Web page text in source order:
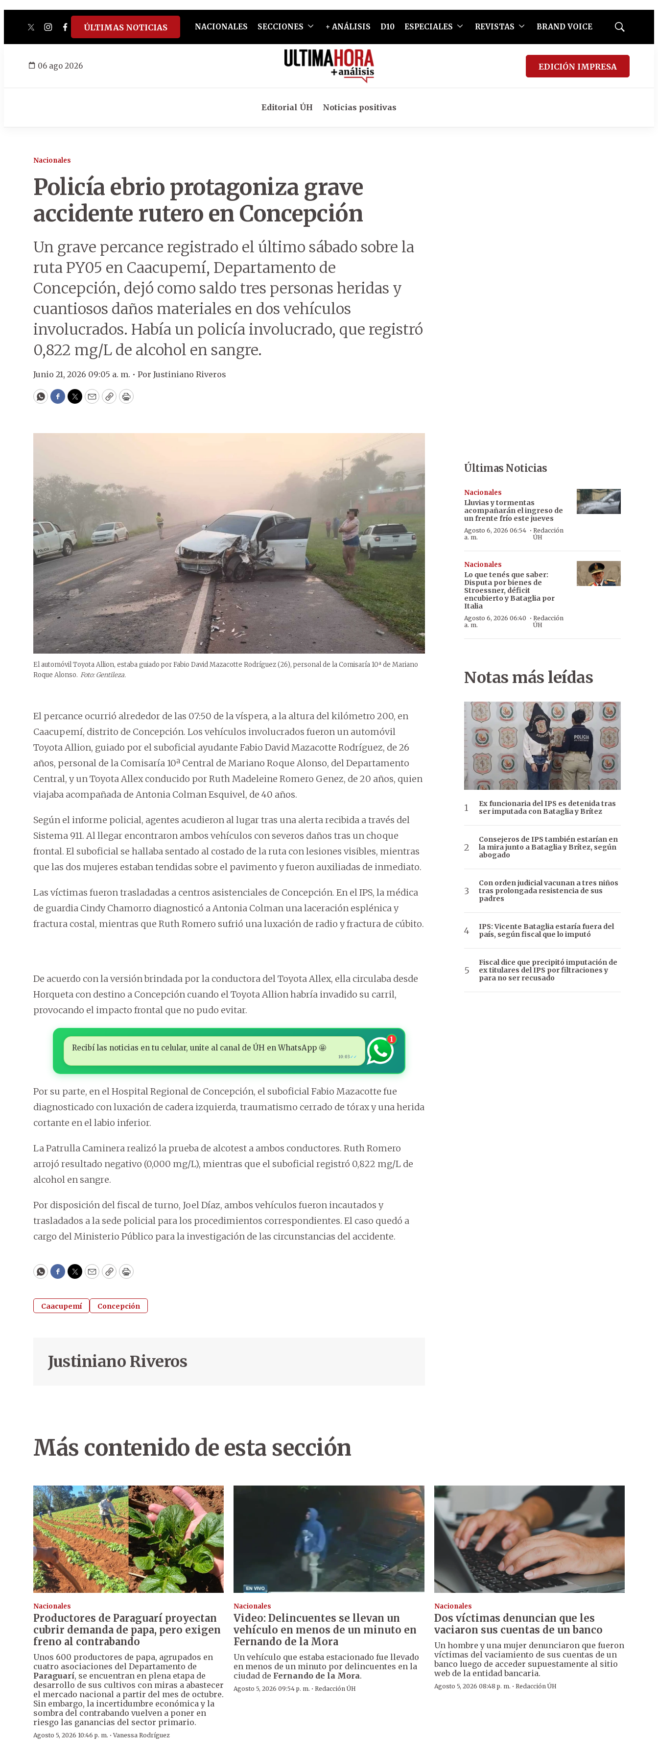
twitterinstagram
facebook
tiktokyoutube
spotify
ÚLTIMAS NOTICIAS NACIONALES SECCIONES + ANÁLISIS D10 ESPECIALES REVISTAS BRAND VOICE
Mostrar
06 ago 2026 EDICIÓN IMPRESA
Editorial ÚH Noticias positivas
Nacionales
Policía ebrio protagoniza grave
accidente rutero en Concepción
Un grave percance registrado el último sábado sobre la
ruta PY05 en Caacupemí, Departamento de
Concepción, dejó como saldo tres personas heridas y
cuantiosos daños materiales en dos vehículos
involucrados. Había un policía involucrado, que registró
0,822 mg/L de alcohol en sangre.
Junio 21, 2026 09:05 a. m. • Por Justiniano Riveros
WhatsApp
Facebook
Twitter
EmailCopyPrint
El automóvil Toyota Allion, estaba guiado por Fabio David Mazacotte Rodríguez (26), personal de la Comisaría 10ª de Mariano
Roque Alonso. Foto: Gentileza.
El percance ocurrió alrededor de las 07:50 de la víspera, a la altura del kilómetro 200, en
Caacupemí, distrito de Concepción. Los vehículos involucrados fueron un automóvil
Toyota Allion, guiado por el suboficial ayudante Fabio David Mazacotte Rodríguez, de 26
años, personal de la Comisaría 10ª Central de Mariano Roque Alonso, del Departamento
Central, y un Toyota Allex conducido por Ruth Madeleine Romero Genez, de 20 años, quien
viajaba acompañada de Antonia Colman Esquivel, de 40 años.
Según el informe policial, agentes acudieron al lugar tras una alerta recibida a través del
Sistema 911. Al llegar encontraron ambos vehículos con severos daños tras un choque
frontal. El suboficial se hallaba sentado al costado de la ruta con lesiones visibles, mientras
que las dos mujeres estaban tendidas sobre el pavimento y fueron auxiliadas de inmediato.
Las víctimas fueron trasladadas a centros asistenciales de Concepción. En el IPS, la médica
de guardia Cindy Chamorro diagnosticó a Antonia Colman una laceración esplénica y
fractura costal, mientras que Ruth Romero sufrió una luxación de radio y fractura de cúbito.
De acuerdo con la versión brindada por la conductora del Toyota Allex, ella circulaba desde
Horqueta con destino a Concepción cuando el Toyota Allion habría invadido su carril,
provocando el impacto frontal que no pudo evitar.
Recibí las noticias en tu celular, unite al canal de ÚH en WhatsApp 🤩
10:03 ✓✓
1
Por su parte, en el Hospital Regional de Concepción, el suboficial Fabio Mazacotte fue
diagnosticado con luxación de cadera izquierda, traumatismo cerrado de tórax y una herida
cortante en el labio inferior.
La Patrulla Caminera realizó la prueba de alcotest a ambos conductores. Ruth Romero
arrojó resultado negativo (0,000 mg/L), mientras que el suboficial registró 0,822 mg/L de
alcohol en sangre.
Por disposición del fiscal de turno, Joel Díaz, ambos vehículos fueron incautados y
trasladados a la sede policial para los procedimientos correspondientes. El caso quedó a
cargo del Ministerio Público para la investigación de las circunstancias del accidente.
WhatsApp
Facebook
Twitter
EmailCopyPrint
Caacupemí Concepción
Justiniano Riveros
Últimas Noticias
Nacionales
Lluvias y tormentas
acompañarán el ingreso de
un frente frío este jueves
Agosto 6, 2026 06:54
a. m.
· Redacción
ÚH
Nacionales
Lo que tenés que saber:
Disputa por bienes de
Stroessner, déficit
encubierto y Bataglia por
Italia
Agosto 6, 2026 06:40
a. m.
· Redacción
ÚH
Notas más leídas
Ex funcionaria del IPS es detenida tras
ser imputada con Bataglia y Brítez
Consejeros de IPS también estarían en
la mira junto a Bataglia y Brítez, según
abogado
Con orden judicial vacunan a tres niños
tras prolongada resistencia de sus
padres
IPS: Vicente Bataglia estaría fuera del
país, según fiscal que lo imputó
Fiscal dice que precipitó imputación de
ex titulares del IPS por filtraciones y
para no ser recusado
Más contenido de esta sección
Nacionales
Productores de Paraguarí proyectan
cubrir demanda de papa, pero exigen
freno al contrabando
Unos 600 productores de papa, agrupados en
cuatro asociaciones del Departamento de
Paraguarí, se encuentran en plena etapa de
desarrollo de sus cultivos con miras a abastecer
el mercado nacional a partir del mes de octubre.
Sin embargo, la incertidumbre económica y la
sombra del contrabando vuelven a poner en
riesgo las ganancias del sector primario.
Agosto 5, 2026 10:46 p. m. ·Vanessa Rodríguez
Nacionales
Video: Delincuentes se llevan un
vehículo en menos de un minuto en
Fernando de la Mora
Un vehículo que estaba estacionado fue llevado
en menos de un minuto por delincuentes en la
ciudad de Fernando de la Mora.
Agosto 5, 2026 09:54 p. m. ·Redacción ÚH
Nacionales
Dos víctimas denuncian que les
vaciaron sus cuentas de un banco
Un hombre y una mujer denunciaron que fueron
víctimas del vaciamiento de sus cuentas de un
banco luego de acceder supuestamente al sitio
web de la entidad bancaria.
Agosto 5, 2026 08:48 p. m. · Redacción ÚH